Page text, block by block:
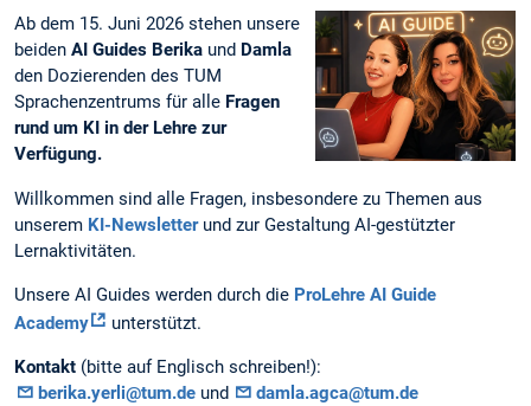
Ab dem 15. Juni 2026 stehen unsere
beiden AI Guides Berika und Damla
den Dozierenden des TUM
Sprachenzentrums für alle Fragen
rund um KI in der Lehre zur
Verfügung.
Willkommen sind alle Fragen, insbesondere zu Themen aus
unserem KI-Newsletterund zur Gestaltung AI-gestützter
Lernaktivitäten.
Unsere AI Guides werden durch die ProLehre AI Guide
Academy
unterstützt.
Kontakt (bitte auf Englisch schreiben!):
berika.yerli@tum.deund damla.agca@tum.de